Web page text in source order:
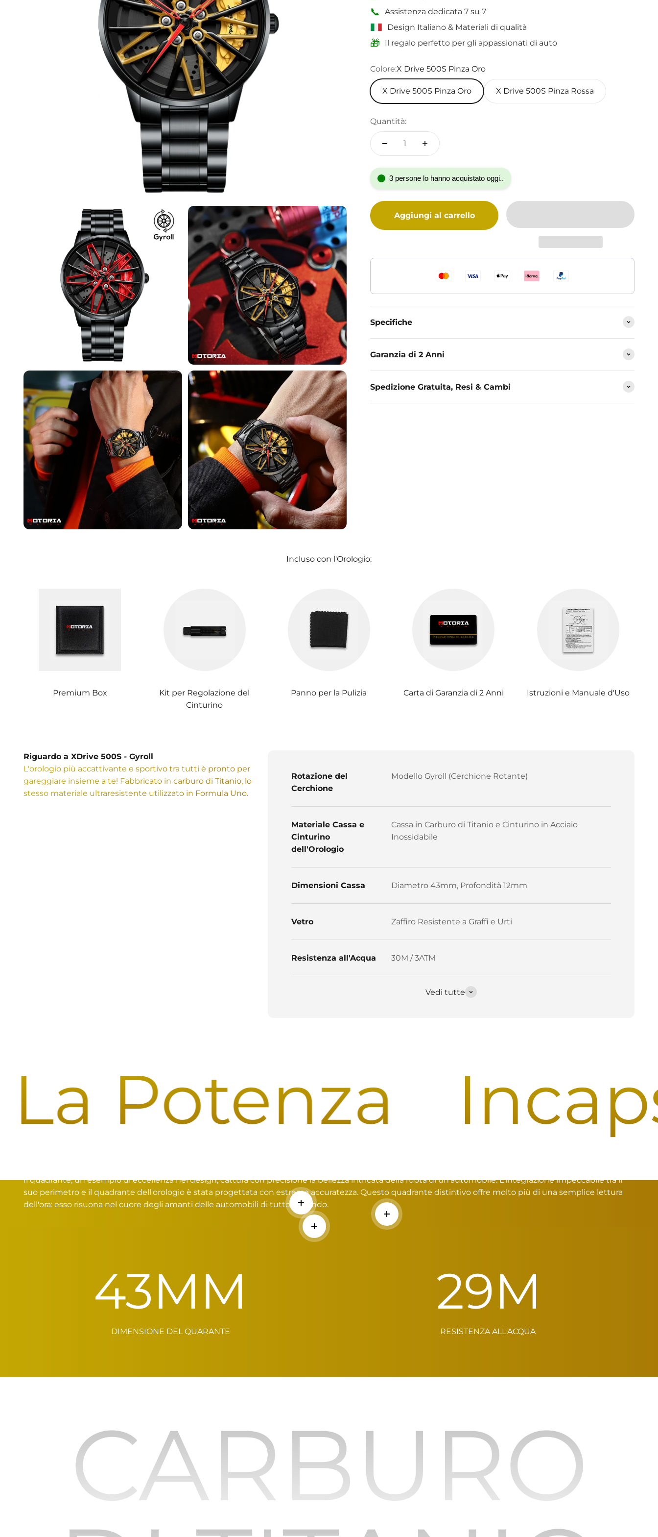
📞
Assistenza dedicata 7 su 7
Design Italiano & Materiali di qualità
🎁 Il regalo perfetto per gli appassionati di auto
Colore:X Drive 500S Pinza Oro
X Drive 500S Pinza Oro X Drive 500S Pinza Rossa
Quantità:
3 persone lo hanno acquistato oggi..
Aggiungi al carrello
Specifiche
Garanzia di 2 Anni
Spedizione Gratuita, Resi & Cambi
Incluso con l'Orologio:
Premium Box
Kit per Regolazione del
Cinturino
Panno per la Pulizia Carta di Garanzia di 2 Anni Istruzioni e Manuale d'Uso
Riguardo a XDrive 500S - Gyroll
L'orologio più accattivante e sportivo tra tutti è pronto per
gareggiare insieme a te! Fabbricato in carburo di Titanio, lo
stesso materiale ultraresistente utilizzato in Formula Uno.
Rotazione del
Cerchione
Modello Gyroll (Cerchione Rotante)
Materiale Cassa e
Cinturino
dell'Orologio
Cassa in Carburo di Titanio e Cinturino in Acciaio
Inossidabile
Dimensioni Cassa Diametro 43mm, Profondità 12mm
Vetro Zaffiro Resistente a Graffi e Urti
Resistenza all'Acqua 30M / 3ATM
Vedi tutte
Potenza
Il quadrante, un esempio di eccellenza nel design, cattura con precisione la bellezza intricata della ruota di un'automobile. L'integrazione impeccabile tra il
suo perimetro e il quadrante dell'orologio è stata progettata con estrema accuratezza. Questo quadrante distintivo offre molto più di una semplice lettura
dell'ora: esso risuona nel cuore degli amanti delle automobili di tutto il mondo.Per saperne di più
Per saperne di più
Per saperne di più
43MM
DIMENSIONE DEL QUARANTE
30M
RESISTENZA ALL'ACQUA
CARBURO